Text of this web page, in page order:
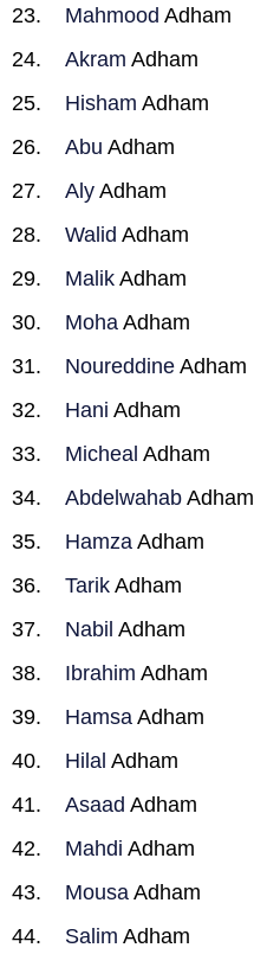
Mahmood Adham
Akram Adham
Hisham Adham
Abu Adham
Aly Adham
Walid Adham
Malik Adham
Moha Adham
Noureddine Adham
Hani Adham
Micheal Adham
Abdelwahab Adham
Hamza Adham
Tarik Adham
Nabil Adham
Ibrahim Adham
Hamsa Adham
Hilal Adham
Asaad Adham
Mahdi Adham
Mousa Adham
Salim Adham